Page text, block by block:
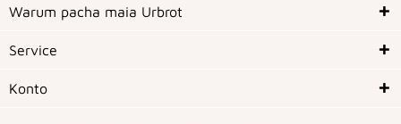
Warum pacha maia Urbrot
Service
Konto